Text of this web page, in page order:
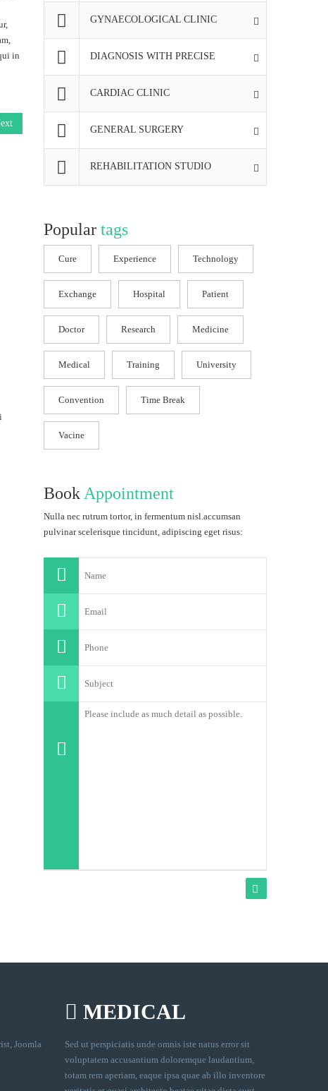
in
GYNAECOLOGICAL CLINIC
DIAGNOSIS WITH PRECISE
CARDIAC CLINIC
GENERAL SURGERY
REHABILITATION STUDIO
Popular tags
Cure Experience Technology
Exchange Hospital Patient
Doctor Research Medicine
Medical Training University
Convention Time Break
Vacine
Book Appointment
Nulla nec rutrum tortor, in fermentum nisl.accumsan
pulvinar scelerisque tincidunt, adipiscing eget risus:
Joomla
MEDICAL
Sed ut perspiciatis unde omnis iste natus error sit
voluptatem accusantium doloremque laudantium,
totam rem aperiam, eaque ipsa quae ab illo inventore